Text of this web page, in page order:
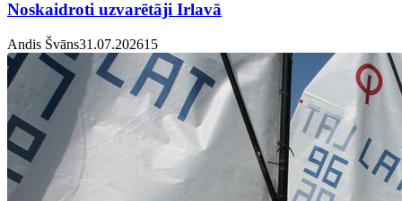
Noskaidroti uzvarētāji Irlavā
Andis Švāns31.07.20261 5